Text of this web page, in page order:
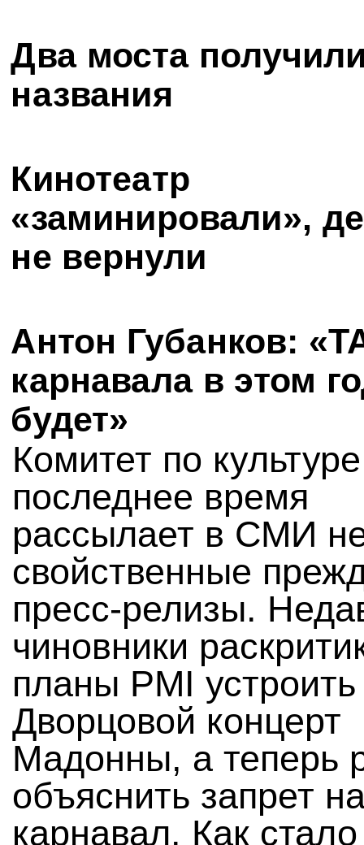
Два моста
названия
Кинотеатр
«заминировали»,
не вернули
Антон Губанков:
карнавала в этом
будет»
Комитет по
последнее время
рассылает в СМИ
свойственные
пресс-релизы.
чиновники
планы PMI
Дворцовой концерт
Мадонны, а теперь
объяснить запрет
карнавал. Как стало